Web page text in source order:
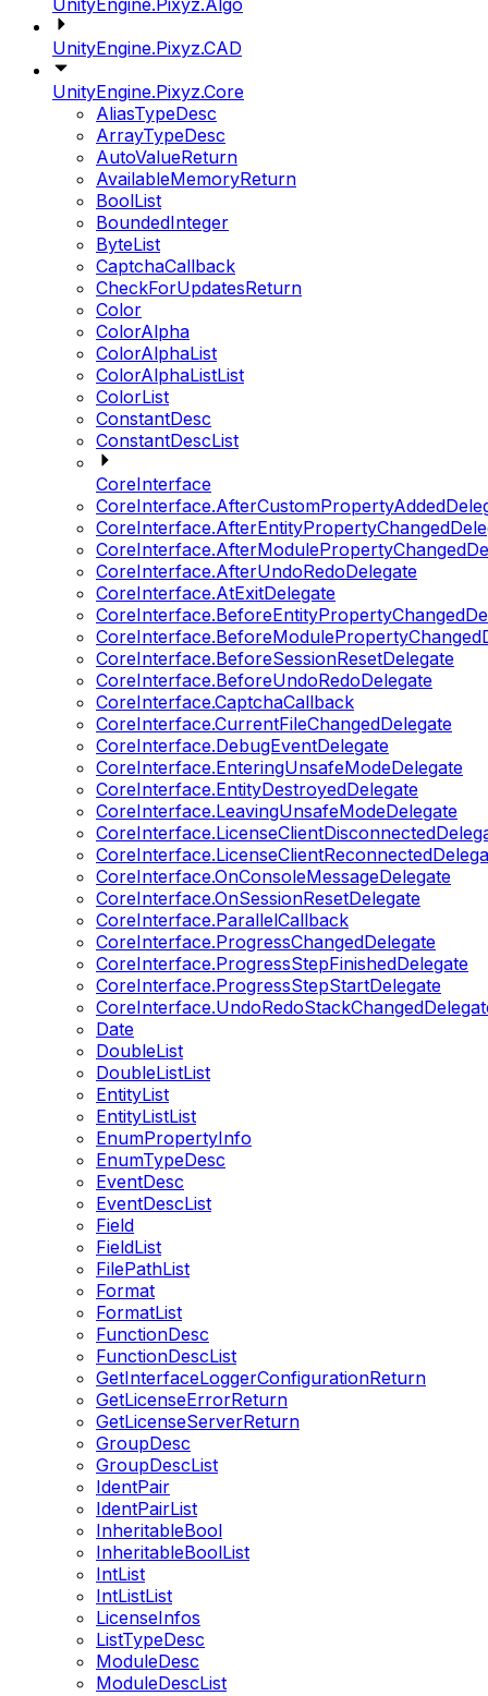
UnityEngine.Pixyz.Algo
UnityEngine.Pixyz.CAD
UnityEngine.Pixyz.Core
AliasTypeDesc
ArrayTypeDesc
AutoValueReturn
AvailableMemoryReturn
BoolList
BoundedInteger
ByteList
CaptchaCallback
CheckForUpdatesReturn
Color
ColorAlpha
ColorAlphaList
ColorAlphaListList
ColorList
ConstantDesc
ConstantDescList
CoreInterface
CoreInterface.AfterUndoRedoDelegate
CoreInterface.AtExitDelegate
CoreInterface.BeforeSessionResetDelegate
CoreInterface.BeforeUndoRedoDelegate
CoreInterface.CaptchaCallback
CoreInterface.CurrentFileChangedDelegate
CoreInterface.DebugEventDelegate
CoreInterface.EnteringUnsafeModeDelegate
CoreInterface.EntityDestroyedDelegate
CoreInterface.LeavingUnsafeModeDelegate
CoreInterface.OnConsoleMessageDelegate
CoreInterface.OnSessionResetDelegate
CoreInterface.ParallelCallback
CoreInterface.ProgressChangedDelegate
CoreInterface.ProgressStepFinishedDelegate
CoreInterface.ProgressStepStartDelegate
Date
DoubleList
DoubleListList
EntityList
EntityListList
EnumPropertyInfo
EnumTypeDesc
EventDesc
EventDescList
Field
FieldList
FilePathList
Format
FormatList
FunctionDesc
FunctionDescList
GetInterfaceLoggerConfigurationReturn
GetLicenseErrorReturn
GetLicenseServerReturn
GroupDesc
GroupDescList
IdentPair
IdentPairList
InheritableBool
InheritableBoolList
IntList
IntListList
LicenseInfos
ListTypeDesc
ModuleDesc
ModuleDescList